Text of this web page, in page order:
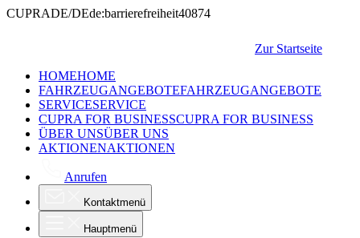
CUPRADE/DEde:barrierefreiheit40874
Zur Startseite
HOMEHOME
FAHRZEUGANGEBOTEFAHRZEUGANGEBOTE
SERVICESERVICE
CUPRA FOR BUSINESSCUPRA FOR BUSINESS
ÜBER UNSÜBER UNS
AKTIONENAKTIONEN
Anrufen
Kontaktmenü
Hauptmenü